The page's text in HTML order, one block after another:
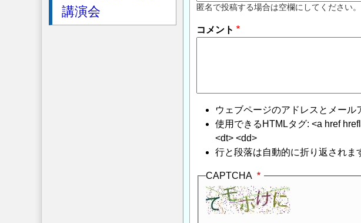
匿名で投稿する場合は空欄にしてください。
コメント
ウェブページのアドレスとメール
使用できるHTMLタグ: <a href
<dt> <dd>
行と段落は自動的に折り返されま
CAPTCHA
講演会